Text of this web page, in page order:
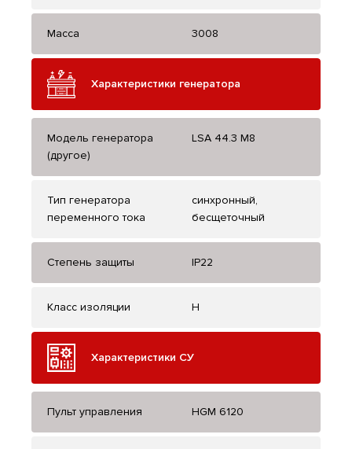
Масса 3008
Характеристики генератора
Модель генератора
(другое)
LSA 44.3 M8
Тип генератора
переменного тока
синхронный,
бесщеточный
Степень защиты IP22
Класс изоляции H
Характеристики СУ
Пульт управления HGM 6120